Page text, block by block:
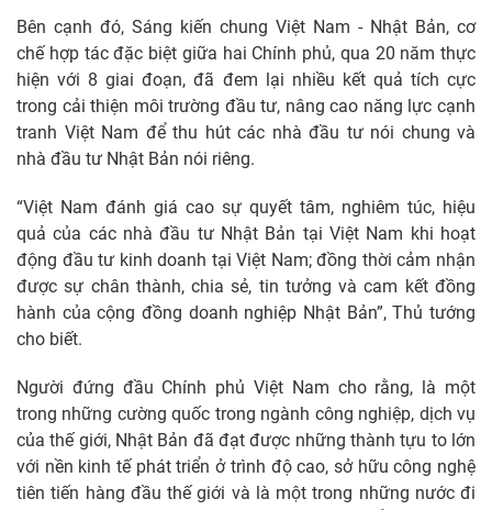
Bên cạnh đó, Sáng kiến chung Việt Nam - Nhật Bản, cơ
chế hợp tác đặc biệt giữa hai Chính phủ, qua 20 năm thực
hiện với 8 giai đoạn, đã đem lại nhiều kết quả tích cực
trong cải thiện môi trường đầu tư, nâng cao năng lực cạnh
tranh Việt Nam để thu hút các nhà đầu tư nói chung và
nhà đầu tư Nhật Bản nói riêng.
“Việt Nam đánh giá cao sự quyết tâm, nghiêm túc, hiệu
quả của các nhà đầu tư Nhật Bản tại Việt Nam khi hoạt
động đầu tư kinh doanh tại Việt Nam; đồng thời cảm nhận
được sự chân thành, chia sẻ, tin tưởng và cam kết đồng
hành của cộng đồng doanh nghiệp Nhật Bản”, Thủ tướng
cho biết.
Người đứng đầu Chính phủ Việt Nam cho rằng, là một
trong những cường quốc trong ngành công nghiệp, dịch vụ
của thế giới, Nhật Bản đã đạt được những thành tựu to lớn
với nền kinh tế phát triển ở trình độ cao, sở hữu công nghệ
tiên tiến hàng đầu thế giới và là một trong những nước đi